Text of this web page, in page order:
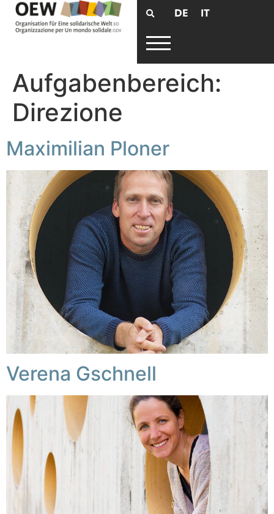
DE IT
Aufgabenbereich:
Direzione
Maximilian Ploner
Verena Gschnell